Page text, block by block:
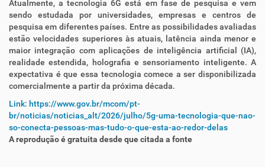
Atualmente, a tecnologia 6G está em fase de pesquisa e vem
sendo estudada por universidades, empresas e centros de
pesquisa em diferentes países. Entre as possibilidades avaliadas
estão velocidades superiores às atuais, latência ainda menor e
maior integração com aplicações de inteligência artificial (IA),
realidade estendida, holografia e sensoriamento inteligente. A
expectativa é que essa tecnologia comece a ser disponibilizada
comercialmente a partir da próxima década.
Link: https://www.gov.br/mcom/pt-
br/noticias/noticias_alt/2026/julho/5g-uma-tecnologia-que-nao-
so-conecta-pessoas-mas-tudo-o-que-esta-ao-redor-delas
A reprodução é gratuita desde que citada a fonte